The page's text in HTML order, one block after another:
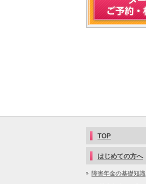
TOP
はじめての方へ
障害年金の基礎知識